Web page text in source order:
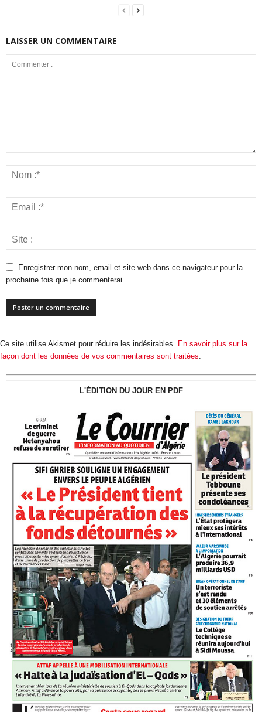
LAISSER UN COMMENTAIRE
Enregistrer mon nom, email et site web dans ce navigateur pour la
prochaine fois que je commenterai.
Ce site utilise Akismet pour réduire les indésirables. En savoir plus sur la
façon dont les données de vos commentaires sont traitées.
L'ÉDITION DU JOUR EN PDF